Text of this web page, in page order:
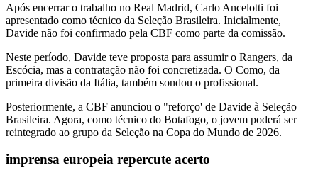
Após encerrar o trabalho no Real Madrid, Carlo Ancelotti foi
apresentado como técnico da Seleção Brasileira. Inicialmente,
Davide não foi confirmado pela CBF como parte da comissão.
Neste período, Davide teve proposta para assumir o Rangers, da
Escócia, mas a contratação não foi concretizada. O Como, da
primeira divisão da Itália, também sondou o profissional.
Posteriormente, a CBF anunciou o "reforço' de Davide à Seleção
Brasileira. Agora, como técnico do Botafogo, o jovem poderá ser
reintegrado ao grupo da Seleção na Copa do Mundo de 2026.
imprensa europeia repercute acerto